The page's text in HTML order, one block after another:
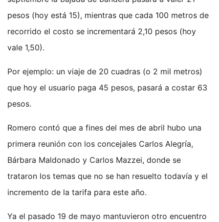
pesos (hoy está 15), mientras que cada 100 metros de
recorrido el costo se incrementará 2,10 pesos (hoy
vale 1,50).
Por ejemplo: un viaje de 20 cuadras (o 2 mil metros)
que hoy el usuario paga 45 pesos, pasará a costar 63
pesos.
Romero contó que a fines del mes de abril hubo una
primera reunión con los concejales Carlos Alegría,
Bárbara Maldonado y Carlos Mazzei, donde se
trataron los temas que no se han resuelto todavía y el
incremento de la tarifa para este año.
Ya el pasado 19 de mayo mantuvieron otro encuentro